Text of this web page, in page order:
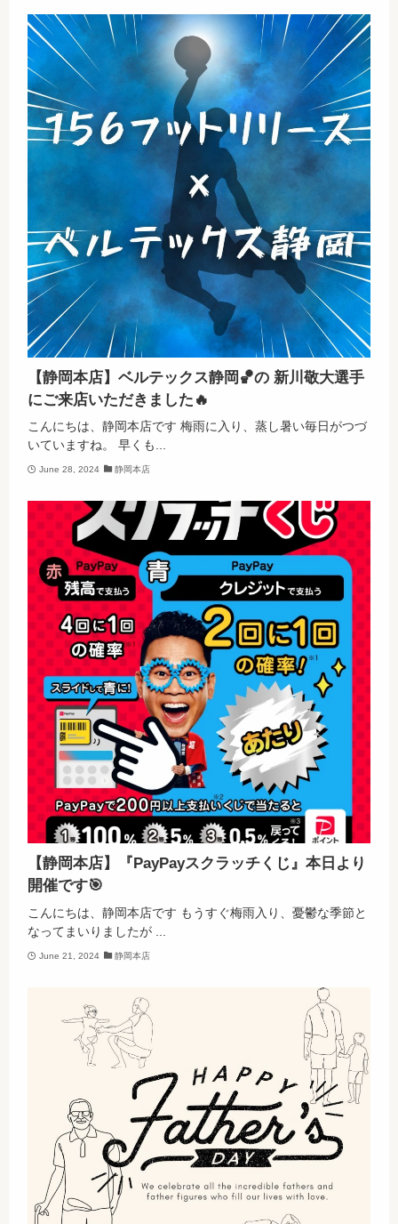
【静岡本店】ベルテックス静岡🏀の 新川敬大選手
にご来店いただきました🔥
こんにちは、静岡本店です 梅雨に入り、蒸し暑い毎日がつづ
いていますね。 早くも...
June 28, 2024 静岡本店
【静岡本店】『PayPayスクラッチくじ』本日より
開催です🎯
こんにちは、静岡本店です もうすぐ梅雨入り、憂鬱な季節と
なってまいりましたが ...
June 21, 2024 静岡本店